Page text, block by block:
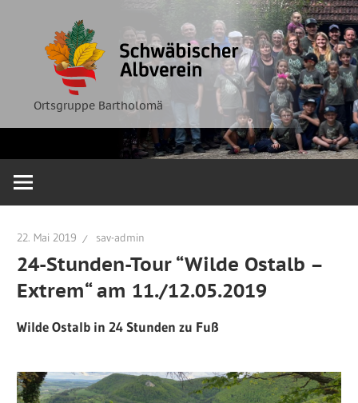
springen
Ortsgruppe Bartholomä
Albverein
Ortsgruppe
Bartholomä
22. Mai 2019 sav-admin
24-Stunden-Tour “Wilde Ostalb –
Extrem“ am 11./12.05.2019
Wilde Ostalb in 24 Stunden zu Fuß